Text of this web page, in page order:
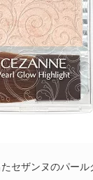
セザンヌのパー